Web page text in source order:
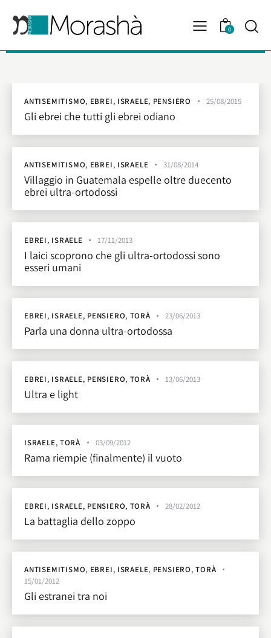
0
ANTISEMITISMO, EBREI, ISRAELE, PENSIERO 25/08/2015
Gli ebrei che tutti gli ebrei odiano
ANTISEMITISMO, EBREI, ISRAELE 31/08/2014
Villaggio in Guatemala espelle oltre duecento
ebrei ultra-ortodossi
EBREI, ISRAELE 17/11/2013
I laici scoprono che gli ultra-ortodossi sono
esseri umani
EBREI, ISRAELE, PENSIERO, TORÀ 23/06/2013
Parla una donna ultra-ortodossa
EBREI, ISRAELE, PENSIERO, TORÀ 13/06/2013
Ultra e light
ISRAELE, TORÀ 03/09/2012
Rama riempie (finalmente) il vuoto
EBREI, ISRAELE, PENSIERO, TORÀ 28/02/2012
La battaglia dello zoppo
ANTISEMITISMO, EBREI, ISRAELE, PENSIERO,TORÀ
15/01/2012
Gli estranei tra noi